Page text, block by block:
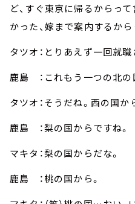
ど、すぐ東京に帰るからっ
かった、嫁まで案内するから
タツオ：とりあえず一回就
鹿島 ：これもう一つの北の
タツオ：そうだね。西の国か
鹿島 ：梨の国からですね。
マキタ：梨の国からだな。
鹿島 ：桃の国から。